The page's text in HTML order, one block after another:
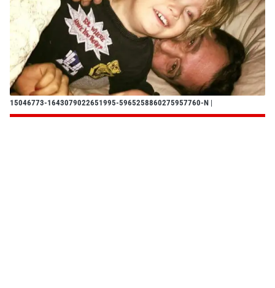
15046773-1643079022651995-5965258860275957760-N |